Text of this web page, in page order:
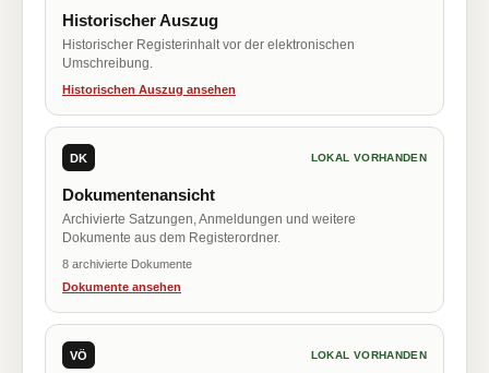
Historischer Auszug
Historischer Registerinhalt vor der elektronischen
Umschreibung.
Historischen Auszug ansehen
DK LOKAL VORHANDEN
Dokumentenansicht
Archivierte Satzungen, Anmeldungen und weitere
Dokumente aus dem Registerordner.
8 archivierte Dokumente
Dokumente ansehen
VÖ LOKAL VORHANDEN